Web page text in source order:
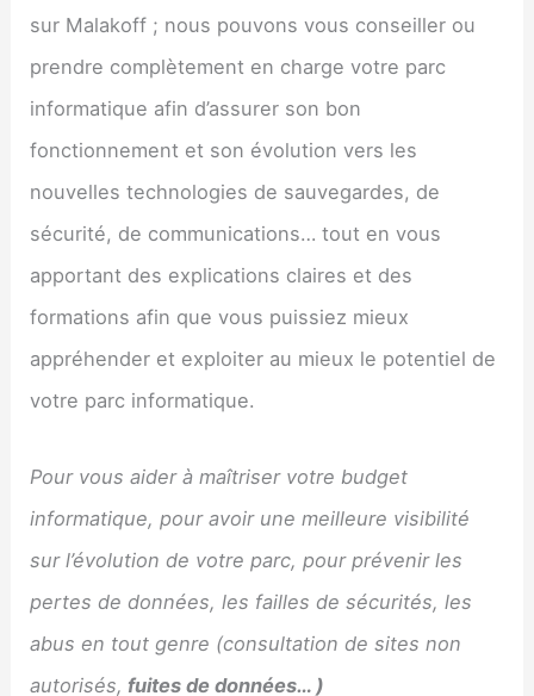
sur Malakoff ; nous pouvons vous conseiller ou
prendre complètement en charge votre parc
informatique afin d’assurer son bon
fonctionnement et son évolution vers les
nouvelles technologies de sauvegardes, de
sécurité, de communications… tout en vous
apportant des explications claires et des
formations afin que vous puissiez mieux
appréhender et exploiter au mieux le potentiel de
votre parc informatique.
Pour vous aider à maîtriser votre budget
informatique, pour avoir une meilleure visibilité
sur l’évolution de votre parc, pour prévenir les
pertes de données, les failles de sécurités, les
abus en tout genre (consultation de sites non
autorisés, fuites de données… )